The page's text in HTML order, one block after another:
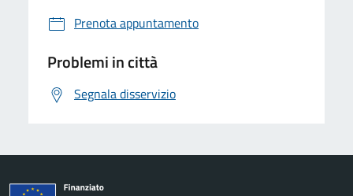
Prenota appuntamento
Problemi in città
Segnala disservizio